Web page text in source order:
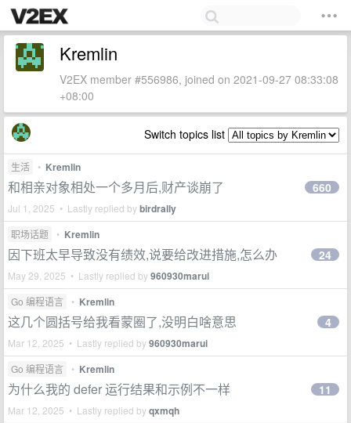
Kremlin
V2EX member #556986, joined on 2021-09-27 08:33:08
+08:00
Switch topics list
生活 • Kremlin
和相亲对象相处一个多月后,财产谈崩了
Jul 1, 2025 • Lastly replied bybirdrally
660
职场话题 • Kremlin
因下班太早导致没有绩效,说要给改进措施,怎么办
May 29, 2025 • Lastly replied by960930marui
24
Go 编程语言 • Kremlin
这几个圆括号给我看蒙圈了,没明白啥意思
Mar 12, 2025 • Lastly replied by960930marui
4
Go 编程语言 • Kremlin
为什么我的 defer 运行结果和示例不一样
Mar 12, 2025 • Lastly replied byqxmqh
11